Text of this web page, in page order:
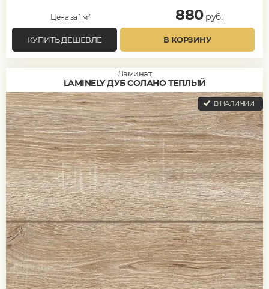
Цена за 1 м² 880руб.
КУПИТЬ ДЕШЕВЛЕ В КОРЗИНУ
Ламинат
LAMINELY ДУБ СОЛАНО ТЕПЛЫЙ
В НАЛИЧИИ